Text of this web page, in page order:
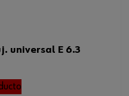
universal E 6.3